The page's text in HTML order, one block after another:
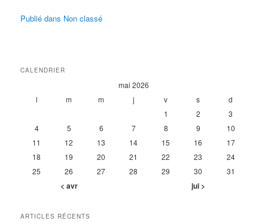
Publié dans Non classé
CALENDRIER
mai 2026
l
m m j v s
d
1
2
3
4
5 6 7 8 9
10
11
12 13 14 15 16
17
18
19 20 21 22 23
24
25
26 27 28 29 30 31
< avr jui >
ARTICLES RÉCENTS